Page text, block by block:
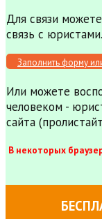
Для связи
связь с
Заполнить форму
Или можете
человеком -
сайта
В некоторых